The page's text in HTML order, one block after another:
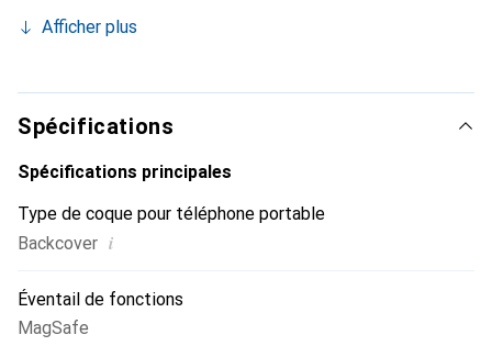
pour votre smartphone. Reconnaissable à l'international
un choix sûr pour une clientèle exigeante.
Afficher plus
Spécifications
Spécifications principales
Type de coque pour téléphone portable
Backcover i
Éventail de fonctions
MagSafe